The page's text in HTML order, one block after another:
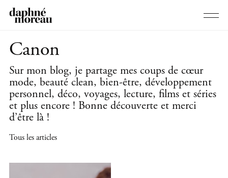
Canon
Sur mon blog, je partage mes coups de cœur
mode, beauté clean, bien-être, développement
personnel, déco, voyages, lecture, films et séries
et plus encore ! Bonne découverte et merci
d’être là !
Tous les articles